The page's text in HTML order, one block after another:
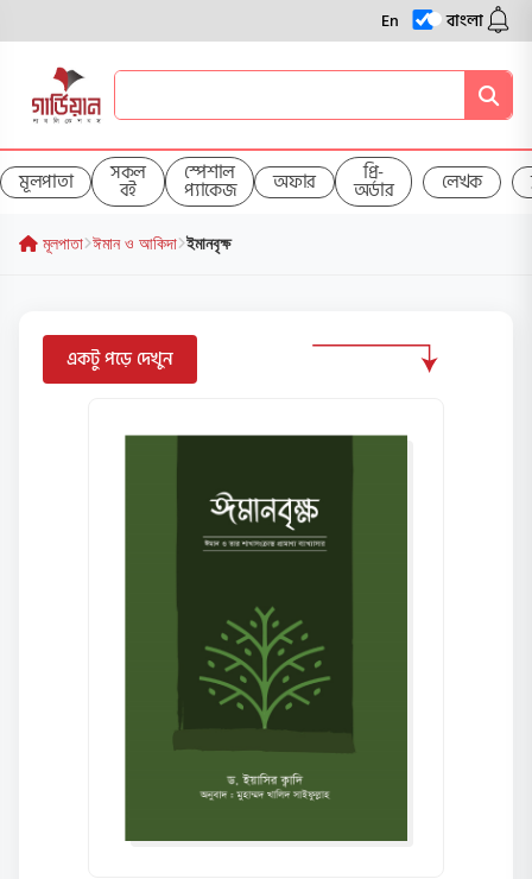
En বাংলা
মূলপাতা সকল
বই
স্পেশাল
প্যাকেজ অফার প্রি-
অর্ডার লেখক
মূলপাতা ঈমান ও আকিদা ইমানবৃক্ষ
একটু পড়ে দেখুন